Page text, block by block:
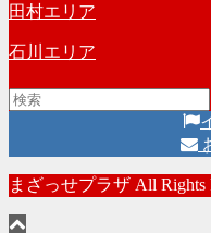
田村エリア
石川エリア
まざっせプラザ All Rights